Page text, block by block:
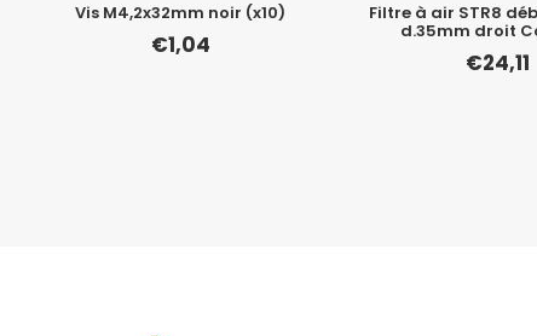
Vis M4,2x32mm noir (x10)
€1,04
Filtre à air STR8
d.35mm droit
€24,11